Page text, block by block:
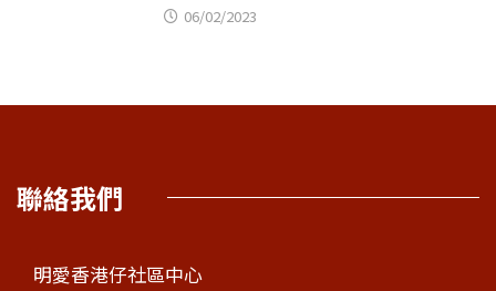
06/02/2023
聯絡我們
明愛香港仔社區中心